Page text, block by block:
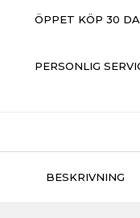
ÖPPET KÖP 30
PERSONLIG
BESKRIVNING